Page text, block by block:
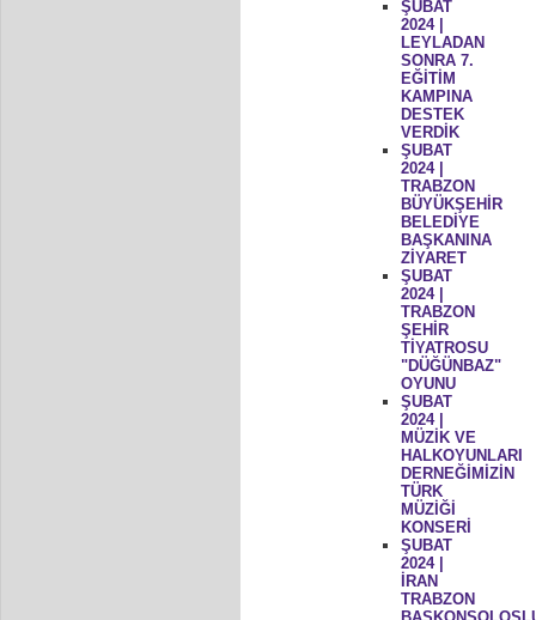
ŞUBAT
2024 |
LEYLADAN
SONRA 7.
EĞİTİM
KAMPINA
DESTEK
VERDİK
ŞUBAT
2024 |
TRABZON
BÜYÜKŞEHİR
BELEDİYE
BAŞKANINA
ZİYARET
ŞUBAT
2024 |
TRABZON
ŞEHİR
TİYATROSU
"DÜĞÜNBAZ"
OYUNU
ŞUBAT
2024 |
MÜZİK VE
HALKOYUNLARI
DERNEĞİMİZİN
TÜRK
MÜZİĞİ
KONSERİ
ŞUBAT
2024 |
İRAN
TRABZON